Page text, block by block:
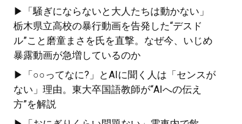
『人生を切りひらく 最高
の自宅勉強法
週3バイトしながら東大に
「最高の勉強法」
▶「騒ぎにならないと大人たちは動かない」
栃木県立高校の暴行動画を告発した“デスド
ル”こと磨童まさを氏を直撃。なぜ今、いじめ
暴露動画が急増しているのか
▶「○○ってなに?」とAIに聞く人は「センスが
ない」理由。東大卒国語教師が“AIへの伝え
方”を解説